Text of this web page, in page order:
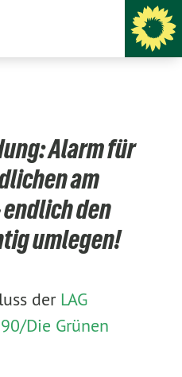
Alarm für
am
endlich den
umlegen!
der LAG
Die Grünen